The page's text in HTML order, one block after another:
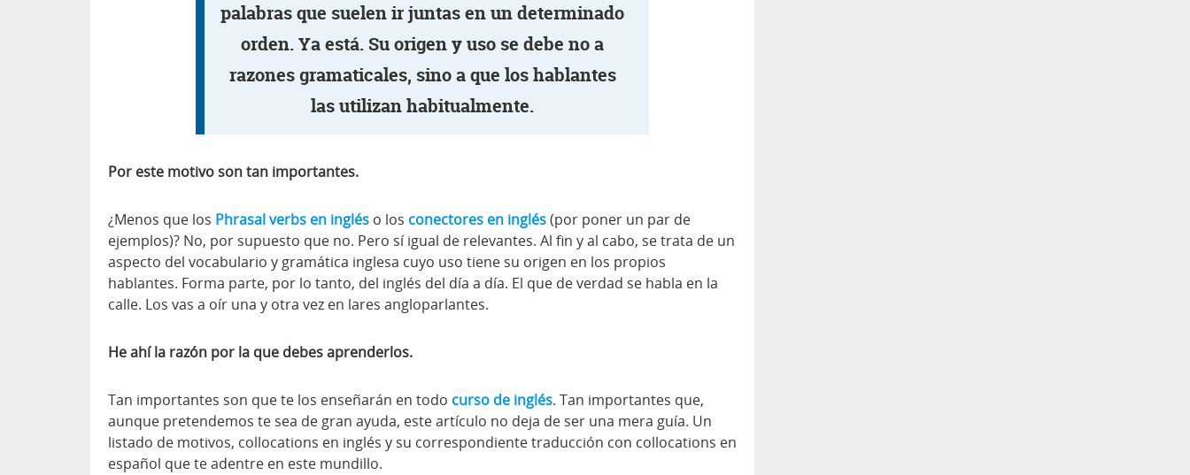
palabras que suelen ir juntas en un determinado
orden. Ya está. Su origen y uso se debe no a
razones gramaticales, sino a que los hablantes
las utilizan habitualmente.
Por este motivo son tan importantes.
¿Menos que los Phrasal verbs en inglés o los conectores en inglés(por poner un par de
ejemplos)? No, por supuesto que no. Pero sí igual de relevantes. Al fin y al cabo, se trata de un
aspecto del vocabulario y gramática inglesa cuyo uso tiene su origen en los propios
hablantes. Forma parte, por lo tanto, del inglés del día a día. El que de verdad se habla en la
calle. Los vas a oír una y otra vez en lares angloparlantes.
He ahí la razón por la que debes aprenderlos.
Tan importantes son que te los enseñarán en todo curso de inglés. Tan importantes que,
aunque pretendemos te sea de gran ayuda, este artículo no deja de ser una mera guía. Un
listado de motivos, collocations en inglés y su correspondiente traducción con collocations en
español que te adentre en este mundillo.